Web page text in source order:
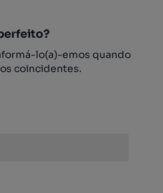
lo(a)-emos quando
coincidentes.